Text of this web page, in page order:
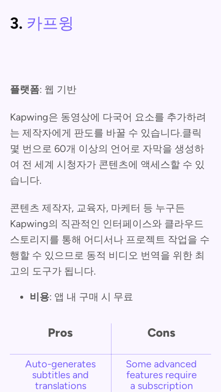
3. 카프윙
플랫폼: 웹 기반
Kapwing은 동영상에 다국어 요소를 추가하려
는 제작자에게 판도를 바꿀 수 있습니다.클릭
몇 번으로 60개 이상의 언어로 자막을 생성하
여 전 세계 시청자가 콘텐츠에 액세스할 수 있
습니다.
콘텐츠 제작자, 교육자, 마케터 등 누구든
Kapwing의 직관적인 인터페이스와 클라우드
스토리지를 통해 어디서나 프로젝트 작업을 수
행할 수 있으므로 동적 비디오 번역을 위한 최
고의 도구가 됩니다.
비용: 앱 내 구매 시 무료
Pros Cons
Auto-generates
subtitles and
translations
Some advanced
features require
a subscription